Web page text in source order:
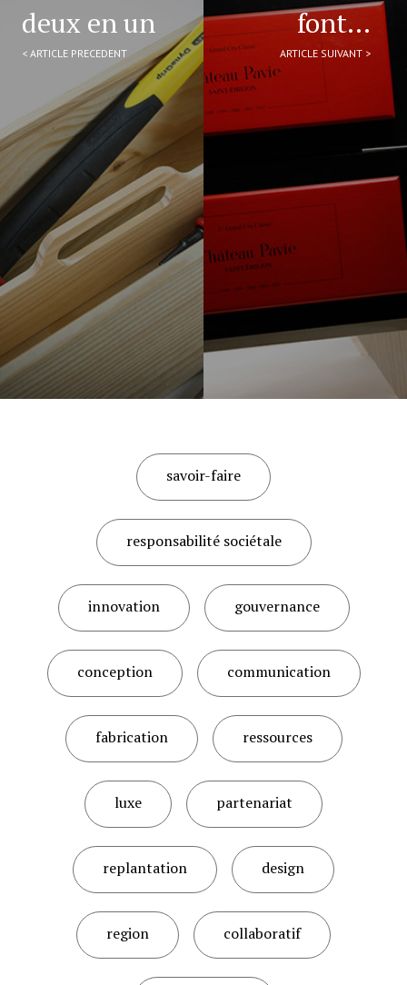
deux en un
< ARTICLE PRECEDENT
font…
ARTICLE SUIVANT >
savoir-faire
responsabilité sociétale
innovation gouvernance
conception communication
fabrication ressources
luxe partenariat
replantation design
region collaboratif